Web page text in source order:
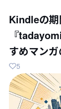
Kindleの期
『
すめマン
5